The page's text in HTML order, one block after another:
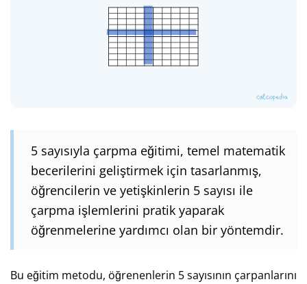
5 sayısıyla çarpma eğitimi, temel matematik
becerilerini geliştirmek için tasarlanmış,
öğrencilerin ve yetişkinlerin 5 sayısı ile
çarpma işlemlerini pratik yaparak
öğrenmelerine yardımcı olan bir yöntemdir.
Bu eğitim metodu, öğrenenlerin 5 sayısının çarpanlarını